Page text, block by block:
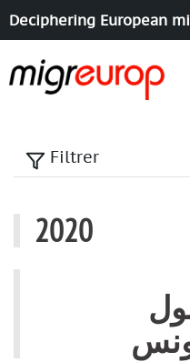
Deciphering European
Filtrer
2020
articles annee